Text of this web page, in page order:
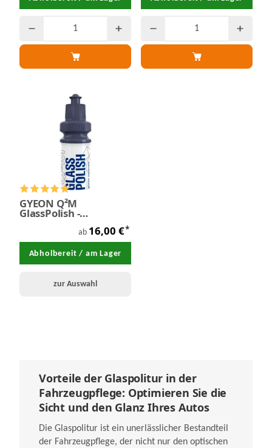
GYEON Q²M
GlassPolish -
ab 16,00 €*
Abholbereit / am Lager
zur Auswahl
Vorteile der Glaspolitur in der
Fahrzeugpflege: Optimieren Sie die
Sicht und den Glanz Ihres Autos
Die Glaspolitur ist ein unerlässlicher Bestandteil
der Fahrzeugpflege, der nicht nur den optischen